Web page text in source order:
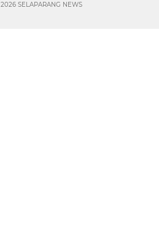
2026 SELAPARANG NEWS